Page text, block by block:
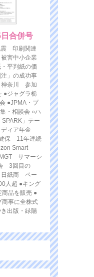
合併号
震 印刷関連
害中小企業
平判紙の価
」の成功事
神奈川 参加
●ジャグラ栃
●JPMA・プ
・相談会 ○ハ
」テー
ディア年金
保 11年連続
Smart
サマーシ
3回目の
日紙商 ペー
人超 ●キング
品を販売 ●
事に全株式
出版・緑陽